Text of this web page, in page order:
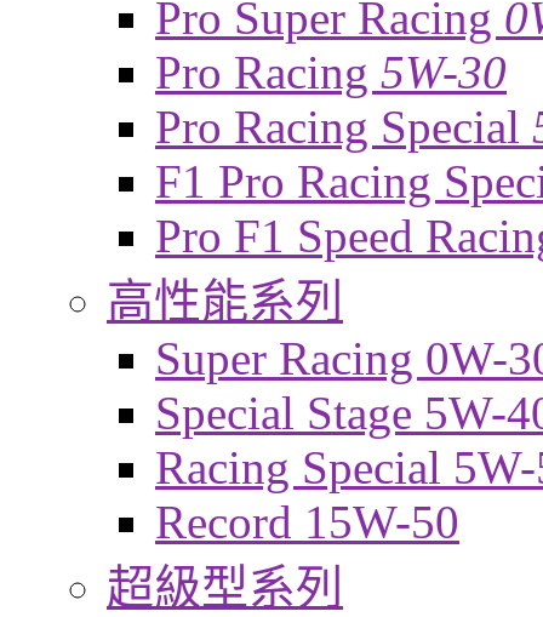
Pro Super Racing
Pro Racing 5W-30
Pro Racing Special
F1 Pro Racing
Pro F1 Speed
高性能系列
Super Racing 0W-
Special Stage 5W-
Racing Special
Record 15W-50
超級型系列